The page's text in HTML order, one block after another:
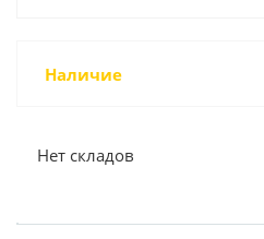
Наличие
Нет складов